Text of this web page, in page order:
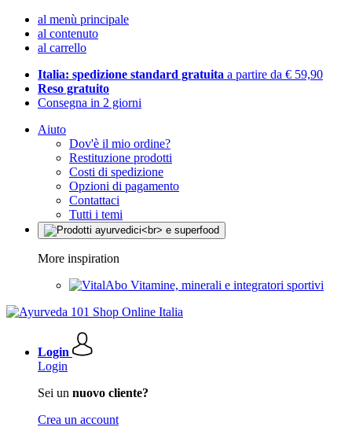
al menù principale
al contenuto
al carrello
Italia: spedizione standard gratuita a partire da € 59,90
Reso gratuito
Consegna in 2 giorni
Aiuto
Dov'è il mio ordine?
Restituzione prodotti
Costi di spedizione
Opzioni di pagamento
Contattaci
Tutti i temi
More inspiration
Vitamine, minerali e integratori sportivi
Login
Login
Sei un nuovo cliente?
Crea un account